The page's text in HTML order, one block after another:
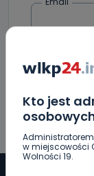
Kto jest
Administratorem
w miejscowości
Wolności 19.